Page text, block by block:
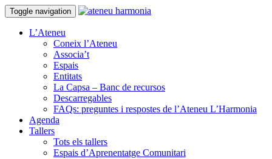
Toggle navigation
L’Ateneu
Coneix l’Ateneu
Associa’t
Espais
Entitats
La Capsa – Banc de recursos
Descarregables
FAQs: preguntes i respostes de l’Ateneu L’Harmonia
Agenda
Tallers
Tots els tallers
Espais d’Aprenentatge Comunitari